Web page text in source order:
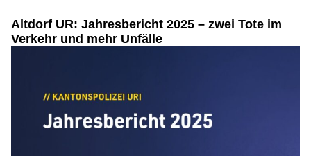
Altdorf UR: Jahresbericht 2025 – zwei Tote im
Verkehr und mehr Unfälle